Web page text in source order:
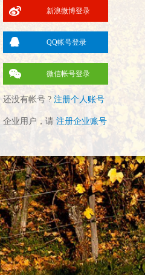
新浪微博登录
QQ帐号登录
微信帐号登录
还没有帐号 ? 注册个人账号
企业用户，请 注册企业账号